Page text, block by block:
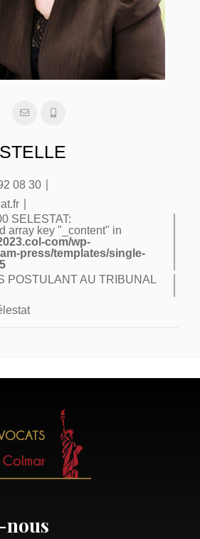
08 30
SELESTAT:
array key "_content" in
com/wp-
press/templates/single-
POSTULANT AU TRIBUNAL
nous